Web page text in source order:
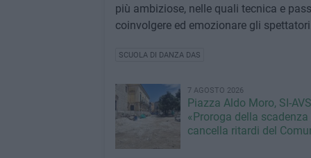
più ambiziose, nelle quali tecnica e
coinvolgere ed emozionare gli
SCUOLA DI DANZA DAS
7 AGOSTO 2026
Piazza Aldo Moro, SI-
«Proroga della scadenza
cancella ritardi del